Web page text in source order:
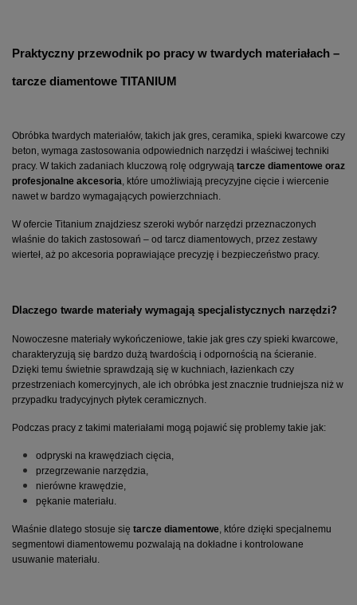
Praktyczny przewodnik po pracy w twardych materiałach –
tarcze diamentowe TITANIUM
Obróbka twardych materiałów, takich jak gres, ceramika, spieki kwarcowe czy
beton, wymaga zastosowania odpowiednich narzędzi i właściwej techniki
pracy. W takich zadaniach kluczową rolę odgrywają tarcze diamentowe oraz
profesjonalne akcesoria, które umożliwiają precyzyjne cięcie i wiercenie
nawet w bardzo wymagających powierzchniach.
W ofercie Titanium znajdziesz szeroki wybór narzędzi przeznaczonych
właśnie do takich zastosowań – od tarcz diamentowych, przez zestawy
wierteł, aż po akcesoria poprawiające precyzję i bezpieczeństwo pracy.
Dlaczego twarde materiały wymagają specjalistycznych narzędzi?
Nowoczesne materiały wykończeniowe, takie jak gres czy spieki kwarcowe,
charakteryzują się bardzo dużą twardością i odpornością na ścieranie.
Dzięki temu świetnie sprawdzają się w kuchniach, łazienkach czy
przestrzeniach komercyjnych, ale ich obróbka jest znacznie trudniejsza niż w
przypadku tradycyjnych płytek ceramicznych.
Podczas pracy z takimi materiałami mogą pojawić się problemy takie jak:
odpryski na krawędziach cięcia,
przegrzewanie narzędzia,
nierówne krawędzie,
pękanie materiału.
Właśnie dlatego stosuje się tarcze diamentowe, które dzięki specjalnemu
segmentowi diamentowemu pozwalają na dokładne i kontrolowane
usuwanie materiału.